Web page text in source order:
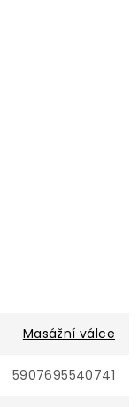
Masážní válce
5907695540741